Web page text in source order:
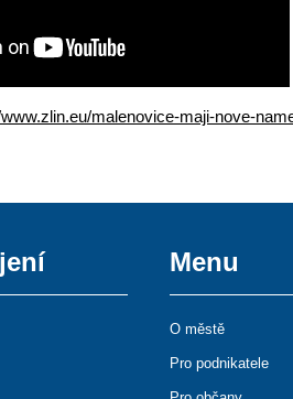
malenovice-maji-nove-
Menu
O městě
Pro podnikatele